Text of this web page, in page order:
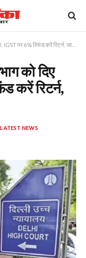
6% रिफंड करें रिटर्न, जानें क्या है पूरा मामला
को दिए
करें रिटर्न,
NEWS